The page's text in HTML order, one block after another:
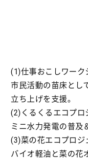
(1)仕事おこしワーク
市民活動の苗床とし
立ち上げを支援。
(2)くるくるエコプロ
ミニ水力発電の普及
(3)菜の花エコプロジ
バイオ軽油と菜の花